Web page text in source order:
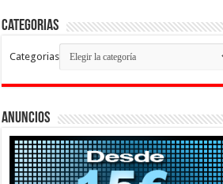
Categorias
Categorias
Anuncios